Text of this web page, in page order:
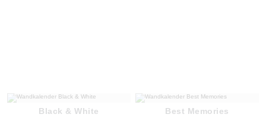
Black & White Best Memories